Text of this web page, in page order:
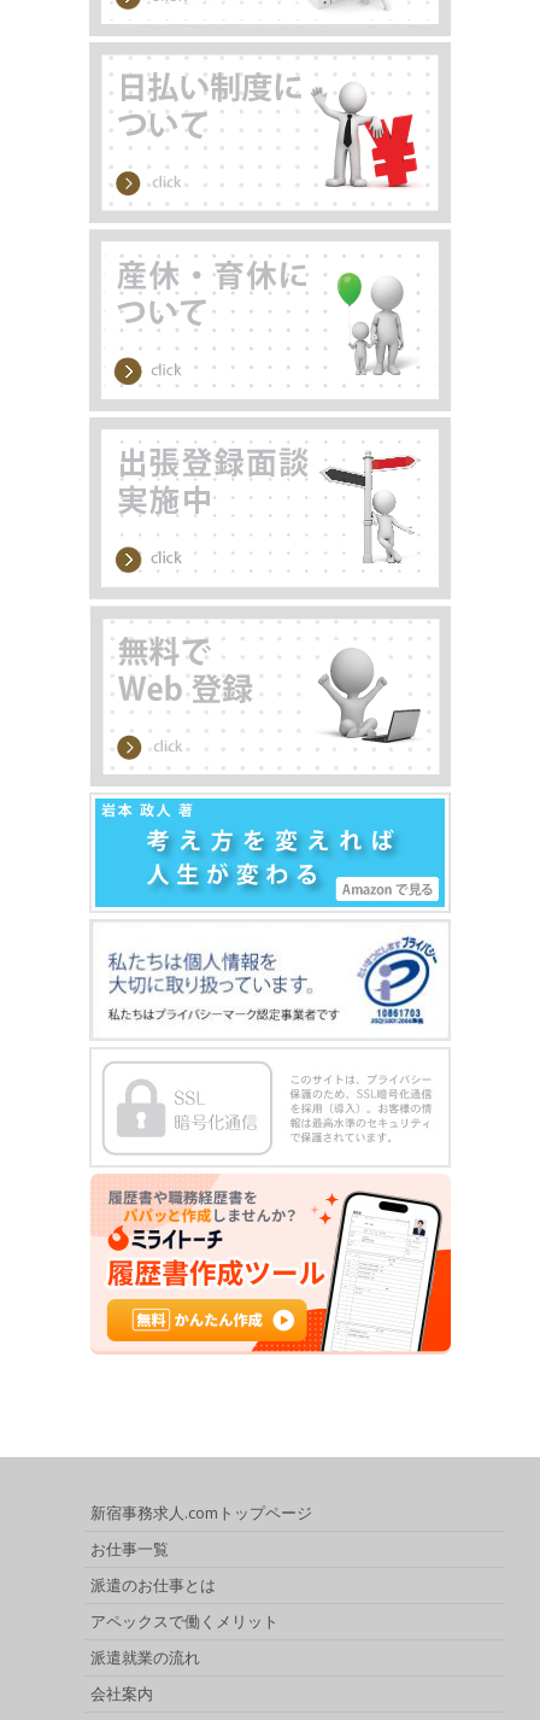
新宿事務求人.comトップページ
お仕事一覧
派遣のお仕事とは
アペックスで働くメリット
派遣就業の流れ
会社案内